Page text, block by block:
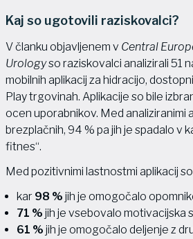
Kaj so ugotovili raziskovalci?
V članku objavljenem v Central
Urologyso raziskovalci analizirali 51
mobilnih aplikacij za hidracijo,
Play trgovinah. Aplikacije so bile
ocen uporabnikov. Med analiziranimi
brezplačnih, 94 % pa jih je spadalo v
fitnes“.
Med pozitivnimi lastnostmi aplikacij
kar 98 % jih je omogočalo
71 % jih je vsebovalo motivacijska
61 % jih je omogočalo deljenje z